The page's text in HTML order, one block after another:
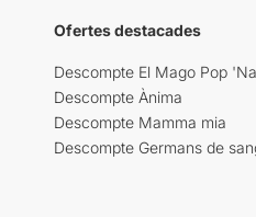
Ofertes destacades
Descompte El Mago Pop
Descompte Ànima
Descompte Mamma mia
Descompte Germans de